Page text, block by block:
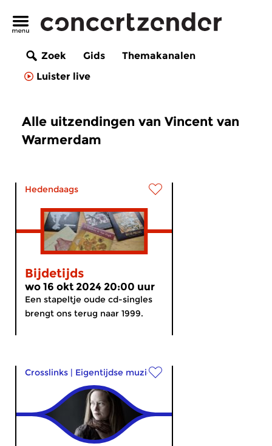
Zoek Gids
Themakanalen
Luister live
Alle uitzendingen van Vincent van
Warmerdam
Hedendaags
Bijdetijds
wo 16 okt 2024 20:00 uur
Een stapeltje oude cd-singles
brengt ons terug naar 1999.
Crosslinks | Eigentijdse muziek